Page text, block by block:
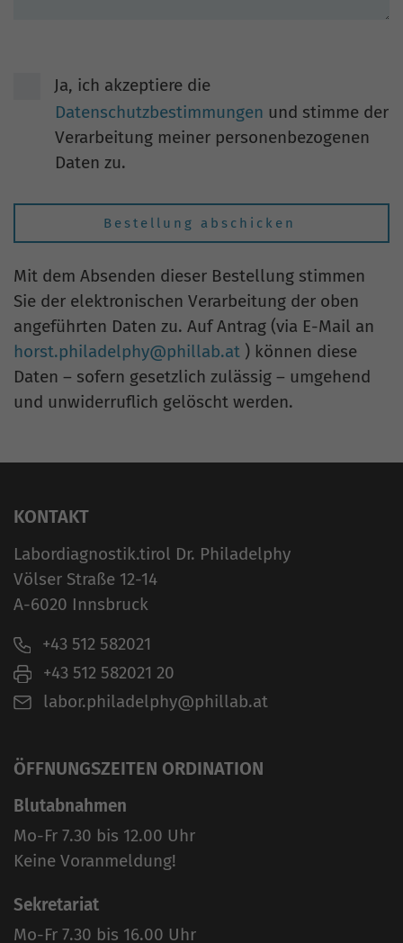
Ja, ich akzeptiere die
Datenschutzbestimmungen und stimme der
Verarbeitung meiner personenbezogenen
Daten zu.
Mit dem Absenden dieser Bestellung stimmen
Sie der elektronischen Verarbeitung der oben
angeführten Daten zu. Auf Antrag (via E-Mail an
horst.philadelphy@phillab.at ) können diese
Daten – sofern gesetzlich zulässig – umgehend
und unwiderruflich gelöscht werden.
KONTAKT
Labordiagnostik.tirol Dr. Philadelphy
Völser Straße 12-14
A-6020 Innsbruck
+43 512 582021
+43 512 582021 20
labor.philadelphy@phillab.at
ÖFFNUNGSZEITEN ORDINATION
Blutabnahmen
Mo-Fr 7.30 bis 12.00 Uhr
Keine Voranmeldung!
Sekretariat
Mo-Fr 7.30 bis 16.00 Uhr